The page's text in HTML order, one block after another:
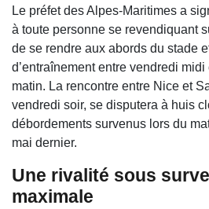
Le préfet des Alpes-Maritimes a
à toute personne se revendiquant
de se rendre aux abords du stade
d’entraînement entre vendredi
matin. La rencontre entre Nice et
vendredi soir, se disputera à huis
débordements survenus lors du
mai dernier.
Une rivalité sous
maximale